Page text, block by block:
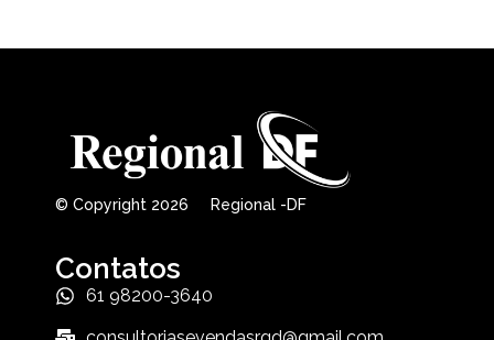
© Copyright 2026 Regional -DF
Contatos
61 98200-3640